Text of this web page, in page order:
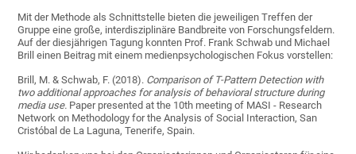
Mit der Methode als Schnittstelle bieten die jeweiligen Treffen der
Gruppe eine große, interdisziplinäre Bandbreite von Forschungsfeldern.
Auf der diesjährigen Tagung konnten Prof. Frank Schwab und Michael
Brill einen Beitrag mit einem medienpsychologischen Fokus vorstellen:
Brill, M. & Schwab, F. (2018). Comparison of T-Pattern Detection with
two additional approaches for analysis of behavioral structure during
media use. Paper presented at the 10th meeting of MASI - Research
Network on Methodology for the Analysis of Social Interaction, San
Cristóbal de La Laguna, Tenerife, Spain.